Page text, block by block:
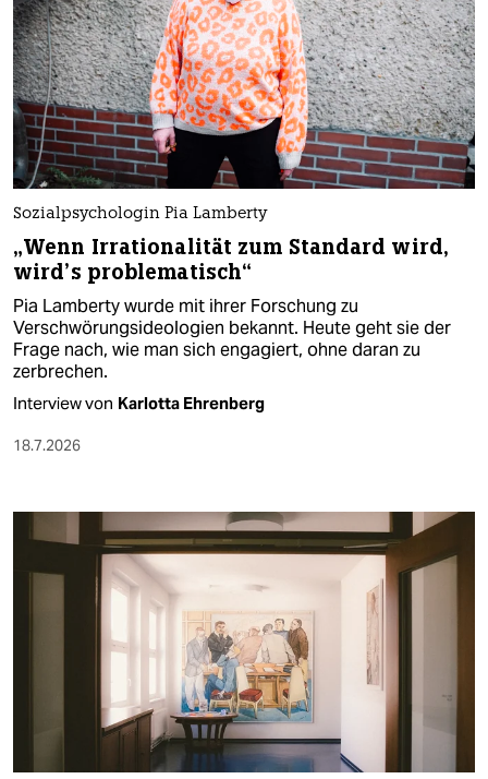
Sozialpsychologin Pia Lamberty
„Wenn Irrationalität zum Standard wird,
wird’s problematisch“
Pia Lamberty wurde mit ihrer Forschung zu
Verschwörungsideologien bekannt. Heute geht sie der
Frage nach, wie man sich engagiert, ohne daran zu
zerbrechen.
Interview von Karlotta Ehrenberg
18.7.2026